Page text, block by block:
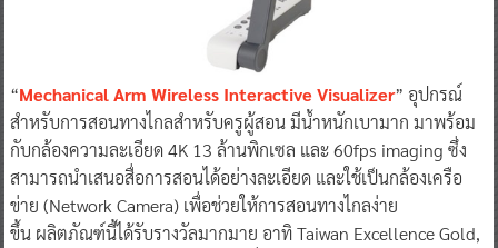
“Mechanical Arm Wireless Interactive Visualizer” อุปกรณ์
สำหรับการสอนทางไกลสำหรับครูผู้สอน มีน้ำหนักเบามาก มาพร้อม
กับกล้องความละเอียด 4K 13 ล้านพิกเซล และ 60fps imaging ซึ่ง
สามารถนำเสนอสื่อการสอนได้อย่างละเอียด และใช้เป็นกล้องเครือ
ข่าย (Network Camera) เพื่อช่วยให้การสอนทางไกลง่าย
ขึ้น ผลิตภัณฑ์นี้ได้รับรางวัลมากมาย อาทิ Taiwan Excellence Gold,